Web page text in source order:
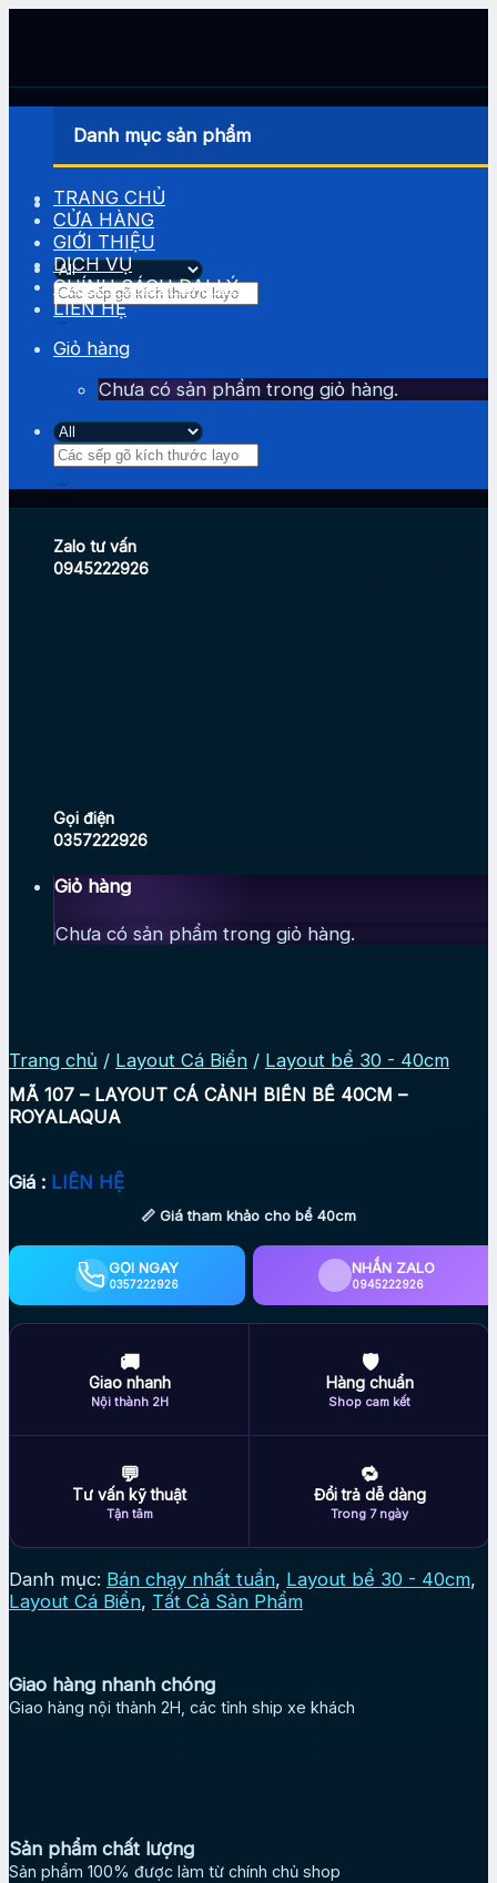
Tìm
kiếm:
Zalo tư vấn
0945222926
Gọi điện
0357222926
Giỏ hàng
Chưa có sản phẩm trong giỏ hàng.
Danh mục sản phẩm
TRANG CHỦ
CỬA HÀNG
GIỚI THIỆU
DỊCH VỤ
CHÍNH SÁCH ĐẠI LÝ
LIÊN HỆ
Giỏ hàng
Chưa có sản phẩm trong giỏ hàng.
Tìm
kiếm:
Trang chủ / Layout Cá Biển / Layout bể 30 - 40cm
MÃ 107 – LAYOUT CÁ CẢNH BIỂN BỂ 40CM –
ROYALAQUA
Giá : LIÊN HỆ
📏 Giá tham khảo cho bể 40cm
GỌI NGAY
0357222926
NHẮN ZALO
0945222926
🚚
Giao nhanh
Nội thành 2H
🛡
Hàng chuẩn
Shop cam kết
💬
Tư vấn kỹ thuật
Tận tâm
🔁
Đổi trả dễ dàng
Trong 7 ngày
Danh mục: Bán chạy nhất tuần, Layout bể 30 - 40cm,
Layout Cá Biển, Tất Cả Sản Phẩm
Giao hàng nhanh chóng
Giao hàng nội thành 2H, các tỉnh ship xe khách
Sản phẩm chất lượng
Sản phẩm 100% được làm từ chính chủ shop